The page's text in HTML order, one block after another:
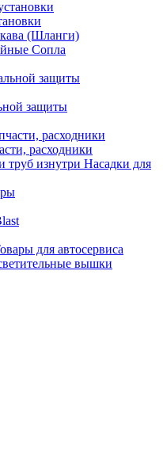
(Шланги)
Сопла
защиты
расходники
Насадки для
для автосервиса
вышки